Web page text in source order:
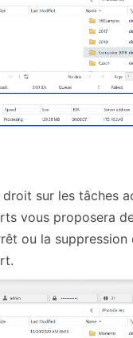
droit sur les tâches
vous proposera
ou la